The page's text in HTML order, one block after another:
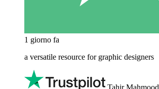
1 giorno fa
a versatile resource for graphic designers